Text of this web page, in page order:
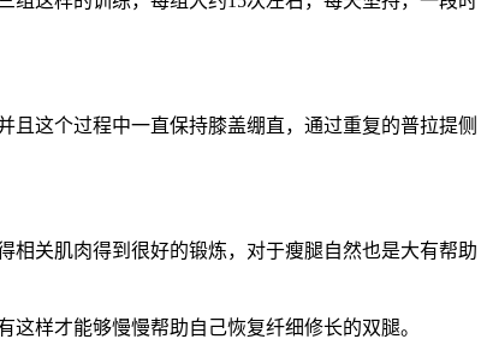
这个过程中一直保持膝盖绷直，通过重复的普拉提侧
相关肌肉得到很好的锻炼，对于瘦腿自然也是大有帮助
样才能够慢慢帮助自己恢复纤细修长的双腿。